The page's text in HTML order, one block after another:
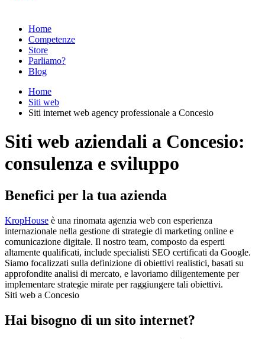
Home
Competenze
Store
Parliamo?
Blog
Home
Siti web
Siti internet web agency professionale a Concesio
Siti web aziendali a Concesio:
consulenza e sviluppo
Benefici per la tua azienda
KropHouse è una rinomata agenzia web con esperienza
internazionale nella gestione di strategie di marketing online e
comunicazione digitale. Il nostro team, composto da esperti
altamente qualificati, include specialisti SEO certificati da Google.
Siamo focalizzati sulla definizione di obiettivi realistici, basati su
approfondite analisi di mercato, e lavoriamo diligentemente per
implementare strategie mirate per raggiungere tali obiettivi.
Siti web a Concesio
Hai bisogno di un sito internet?